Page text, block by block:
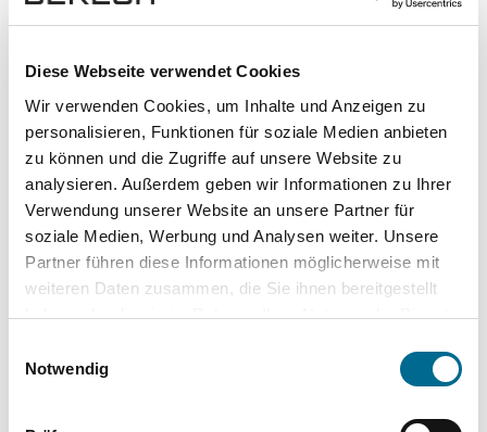
Diese Webseite verwendet Cookies
Wir verwenden Cookies, um Inhalte und Anzeigen zu
personalisieren, Funktionen für soziale Medien anbieten
zu können und die Zugriffe auf unsere Website zu
analysieren. Außerdem geben wir Informationen zu Ihrer
Verwendung unserer Website an unsere Partner für
soziale Medien, Werbung und Analysen weiter. Unsere
Partner führen diese Informationen möglicherweise mit
weiteren Daten zusammen, die Sie ihnen bereitgestellt
haben oder die sie im Rahmen Ihrer Nutzung der Dienste
Cookies, wenn Sie unsere Webseite weiterhin nutzen.
Notwendig
Exposé herunterladen [pdf]
Unsere Vorteile
wuddi Leasing Kauf
Versicherung ✔ - -
-